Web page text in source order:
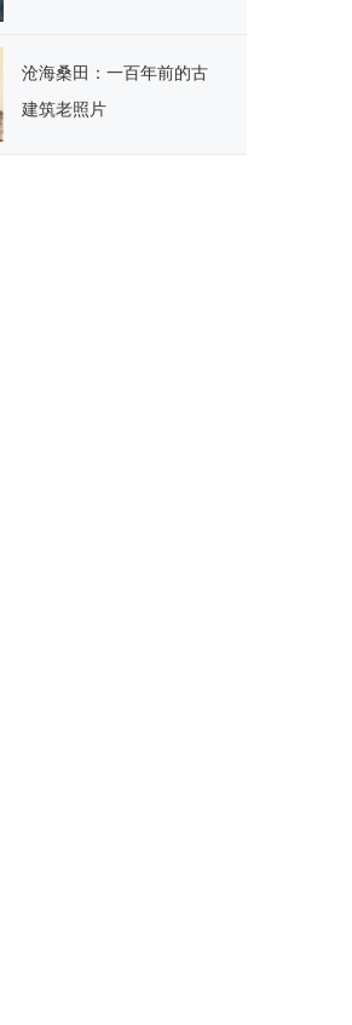
沧海桑田：一百年前的古
建筑老照片